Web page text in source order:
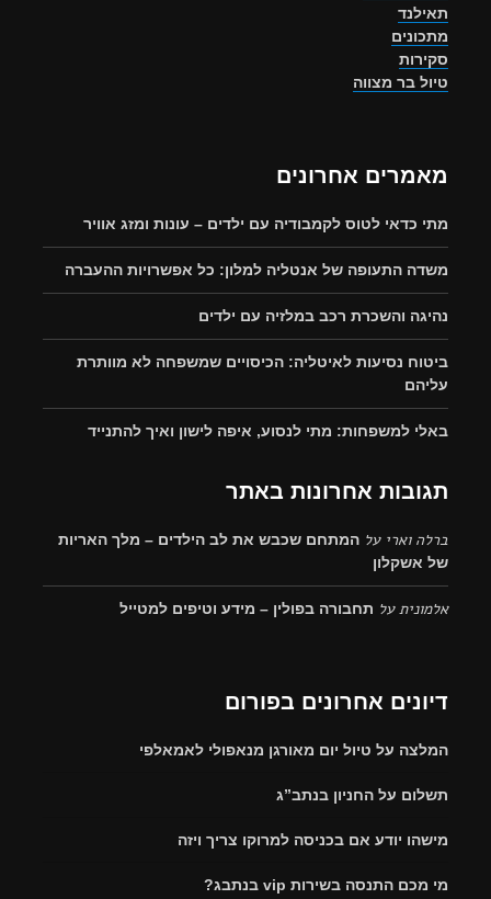
תאילנד
מתכונים
סקירות
טיול בר מצווה
מאמרים אחרונים
מתי כדאי לטוס לקמבודיה עם ילדים – עונות ומזג אוויר
משדה התעופה של אנטליה למלון: כל אפשרויות ההעברה
נהיגה והשכרת רכב במלזיה עם ילדים
ביטוח נסיעות לאיטליה: הכיסויים שמשפחה לא מוותרת
עליהם
באלי למשפחות: מתי לנסוע, איפה לישון ואיך להתנייד
תגובות אחרונות באתר
ברלה וארי על המתחם שכבש את לב הילדים – מלך האריות
של אשקלון
אלמוניתעל תחבורה בפולין – מידע וטיפים למטייל
דיונים אחרונים בפורום
המלצה על טיול יום מאורגן מנאפולי לאמאלפי
תשלום על החניון בנתב”ג
מישהו יודע אם בכניסה למרוקו צריך ויזה
מי מכם התנסה בשירות vip בנתבג?